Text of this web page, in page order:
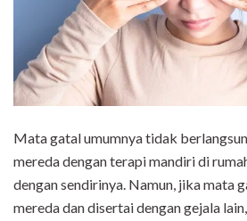
Mata gatal umumnya tidak
mereda dengan terapi mandiri di
dengan sendirinya. Namun, jika mata
mereda dan disertai dengan gejala